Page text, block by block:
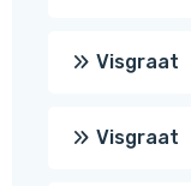
Visgraat
Visgraat